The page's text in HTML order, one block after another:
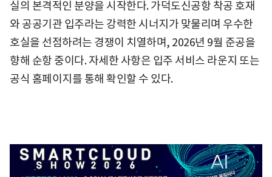
실의 본격적인 분양을 시작한다. 가덕도신공항 착공 호재
와 공공기관 입주라는 강력한 시너지가 맞물리며 우수한
호실을 선점하려는 경쟁이 치열하며, 2026년 9월 준공을
향해 순항 중이다. 자세한 사항은 입주 서비스 라운지 또는
공식 홈페이지를 통해 확인할 수 있다.